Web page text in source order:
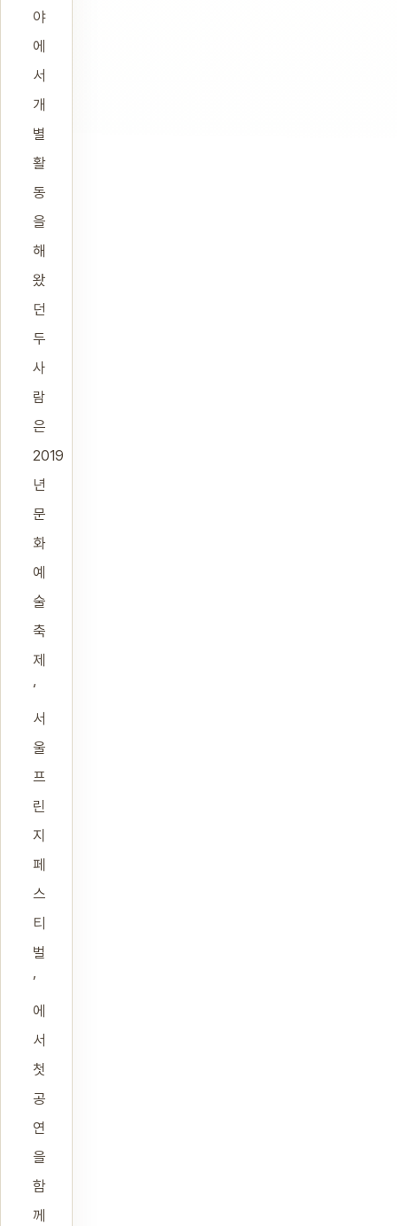
야
에
서
개
별
활
동
을
해
왔
던
두
사
람
은
2019
년
문
화
예
술
축
제
‘
서
울
프
린
지
페
스
티
벌
’
에
서
첫
공
연
을
함
께